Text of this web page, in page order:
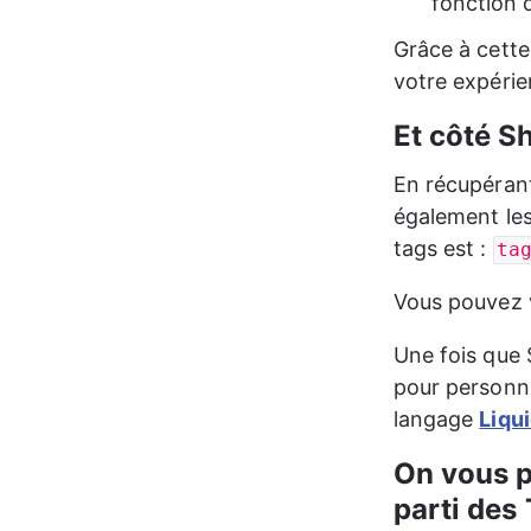
Grâce à
votre
Et côté
En
également
tags est :
Vous pouvez
Une fois que
pour
langage
On vous
parti des